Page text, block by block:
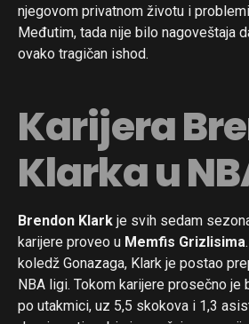
njegovom privatnom životu i
Međutim, tada nije bilo nagoveštaja
ovako tragičan ishod.
Karijera
Klarka u
Brendon Klark je svih sedam
karijere proveo u Memfis Grizlisima
koledž Gonazaga, Klark je postao
NBA ligi. Tokom karijere prosečno je
po utakmici, uz 5,5 skokova i 1,3